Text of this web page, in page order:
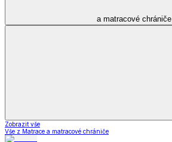
a matracové chrániče
Zobrazit vše
Vše z Matrace a matracové chrániče